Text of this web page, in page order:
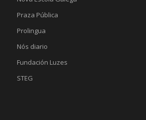
Praza Pública
Prolingua
Nós diario
Fundación Luzes
STEG